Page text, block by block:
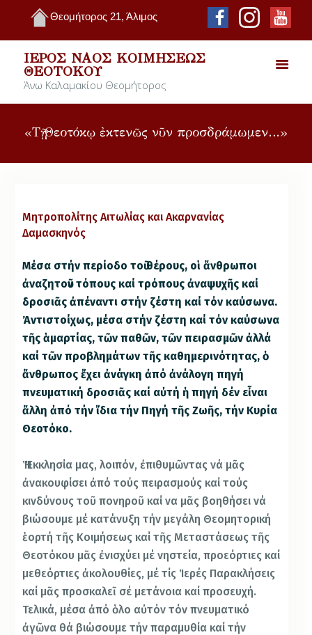
Θεομήτορος 21, Άλιμος
ΙΕΡΌΣ ΝΑΌΣ ΚΟΙΜΉΣΕΩΣ
ΘΕΟΤΌΚΟΥ
Άνω Καλαμακίου Θεομήτορος
«Τῇ Θεοτόκῳ ἐκτενῶς νῦν προσδράμωμεν…»
Μητροπολίτης Αιτωλίας και Ακαρνανίας
Δαμασκηνός
Μέσα στήν περίοδο τοῦ θέρους, οἱ ἄνθρωποι
ἀναζητοῦν τόπους καί τρόπους ἀναψυχῆς καί
δροσιᾶς ἀπέναντι στήν ζέστη καί τόν καύσωνα.
Ἀντιστοίχως, μέσα στήν ζέστη καί τόν καύσωνα
τῆς ἁμαρτίας, τῶν παθῶν, τῶν πειρασμῶν ἀλλά
καί τῶν προβλημάτων τῆς καθημερινότητας, ὁ
ἄνθρωπος ἔχει ἀνάγκη ἀπό ἀνάλογη πηγή
πνευματική δροσιᾶς καί αὐτή ἡ πηγή δέν εἶναι
ἄλλη ἀπό τήν ἴδια τήν Πηγή τῆς Ζωῆς, τήν Κυρία
Θεοτόκο.
Ἡ Ἐκκλησία μας, λοιπόν, ἐπιθυμῶντας νά μᾶς
ἀνακουφίσει ἀπό τούς πειρασμούς καί τούς
κινδύνους τοῦ πονηροῦ καί να μᾶς βοηθήσει νά
βιώσουμε μέ κατάνυξη τήν μεγάλη Θεομητορική
ἑορτή τῆς Κοιμήσεως καί τῆς Μεταστάσεως τῆς
Θεοτόκου μᾶς ἐνισχύει μέ νηστεία, προεόρτιες καί
μεθεόρτιες ἀκολουθίες, μέ τίς Ἱερές Παρακλήσεις
καί μᾶς προσκαλεῖ σέ μετάνοια καί προσευχή.
Τελικά, μέσα ἀπό ὁλο αὐτόν τόν πνευματικό
ἀγῶνα θά βιώσουμε τήν παραμυθία καί τήν